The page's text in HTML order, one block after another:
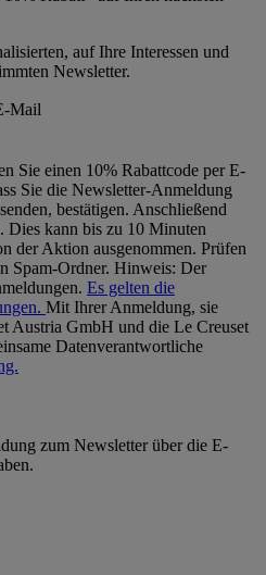
auf Ihre Interessen und
Newsletter.
Mail
Sie einen 10% Rabattcode per E-
Sie die Newsletter-Anmeldung
bestätigen. Anschließend
Dies kann bis zu 10 Minuten
der Aktion ausgenommen. Prüfen
Spam-Ordner. Hinweis: Der
Es gelten die
Mit Ihrer Anmeldung, sie
Austria GmbH und die Le Creuset
Datenverantwortliche
zum Newsletter über die E-